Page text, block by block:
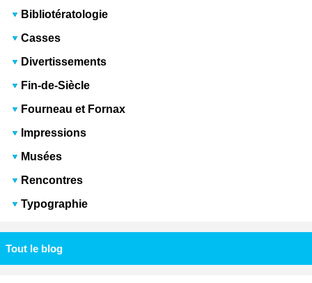
Bibliotératologie
Casses
Divertissements
Fin-de-Siècle
Fourneau et Fornax
Impressions
Musées
Rencontres
Typographie
Tout le blog